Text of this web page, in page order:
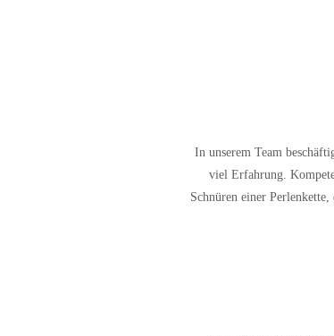
In unserem Team
viel Erfahrung.
Schnüren einer